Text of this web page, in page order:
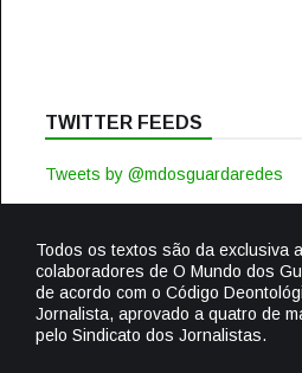
TWITTER FEEDS
Tweets by @mdosguardaredes
Todos os textos são da exclusiva
colaboradores de O Mundo dos
de acordo com o Código
Jornalista, aprovado a quatro de
pelo Sindicato dos Jornalistas.